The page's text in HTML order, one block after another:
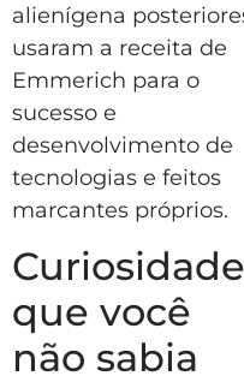
alienígena
usaram a receita de
Emmerich para o
sucesso e
desenvolvimento de
tecnologias e feitos
marcantes próprios.
que você
não sabia